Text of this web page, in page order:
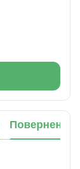
Повернення